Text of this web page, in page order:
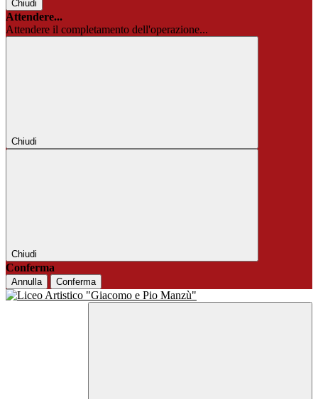
Chiudi
Attendere...
Attendere il completamento dell'operazione...
Chiudi
Chiudi
Conferma
Annulla Conferma